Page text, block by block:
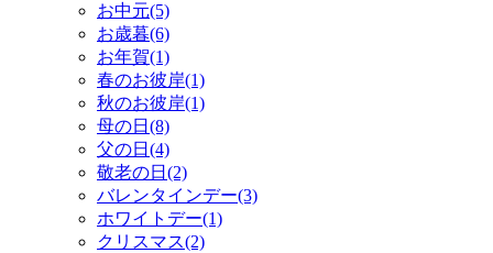
お中元(5)
お歳暮(6)
お年賀(1)
春のお彼岸(1)
秋のお彼岸(1)
母の日(8)
父の日(4)
敬老の日(2)
バレンタインデー(3)
ホワイトデー(1)
クリスマス(2)